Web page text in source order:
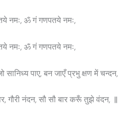
नमः, ॐ गं गणपतये नमः,
नमः, ॐ गं गणपतये नमः,
सानिध्य पाए, बन जाएँ प्रभु क्षण में चन्दन,
गौरी नंदन, सौ सौ बार करूँ तुझे वंदन, ||